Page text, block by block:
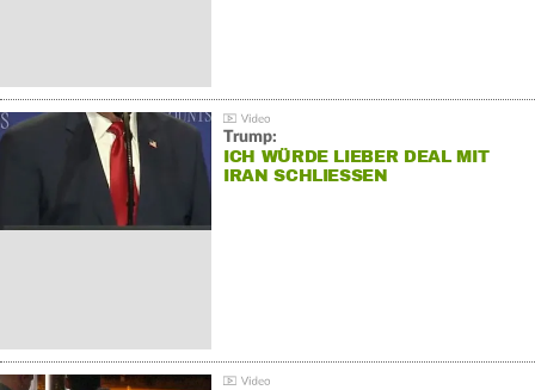
Trump:
ICH WÜRDE LIEBER DEAL MIT
IRAN SCHLIESSEN